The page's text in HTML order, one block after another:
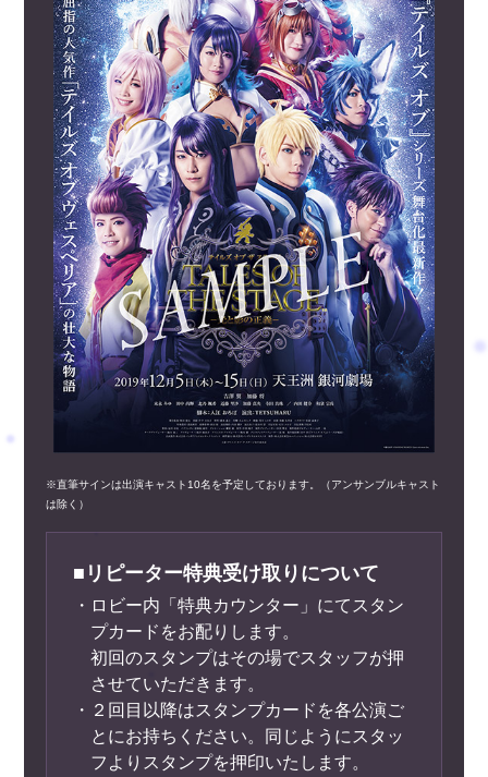
※直筆サインは出演キャスト10名を予定しております。（アンサンブルキャスト
は除く）
■リピーター特典受け取りについて
・ロビー内「特典カウンター」にてスタン
プカードをお配りします。
初回のスタンプはその場でスタッフが押
させていただきます。
・２回目以降はスタンプカードを各公演ご
とにお持ちください。同じようにスタッ
フよりスタンプを押印いたします。